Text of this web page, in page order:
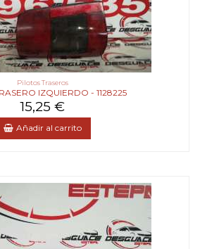
Pilotos Traseros
IZQUIERDO - 1128225
15,25 €
Añadir al carrito